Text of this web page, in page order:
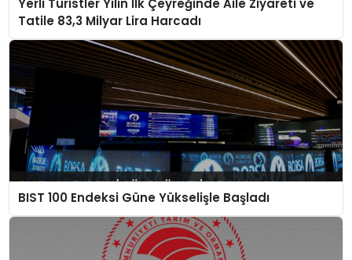
Yerli Turistler Yılın İlk Çeyreğinde Aile Ziyareti ve
Tatile 83,3 Milyar Lira Harcadı
BIST 100 Endeksi Güne Yükselişle Başladı